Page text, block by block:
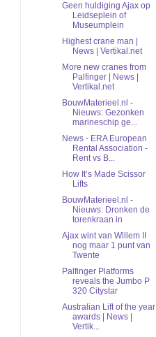
Geen huldiging Ajax op
Leidseplein of
Museumplein
Highest crane man |
News | Vertikal.net
More new cranes from
Palfinger | News |
Vertikal.net
BouwMaterieel.nl -
Nieuws: Gezonken
marineschip ge...
News - ERA European
Rental Association -
Rent vs B...
How It’s Made Scissor
Lifts
BouwMaterieel.nl -
Nieuws: Dronken de
torenkraan in
Ajax wint van Willem II
nog maar 1 punt van
Twente
Palfinger Platforms
reveals the Jumbo P
320 Citystar
Australian Lift of the year
awards | News |
Vertik...